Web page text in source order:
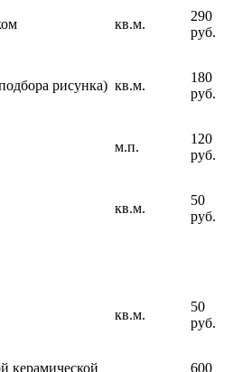
кв.м.
290
руб.
рисунка) кв.м.
180
руб.
м.п.
120
руб.
кв.м.
50
руб.
кв.м.
50
руб.
керамической 600